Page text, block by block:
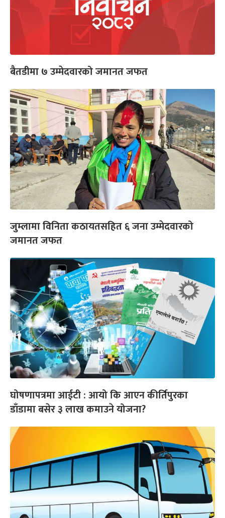
बैतडीमा ७ उम्मेदवारको जमानत जफत
जुम्लामा विनिता कठायतसहित ६ जना उम्मेदवारको
जमानत जफत
घोषणापत्रमा आईटी : आयो कि आएन कीर्तिपुरका
डाँडामा बसेर ३ लाख कमाउने योजना?